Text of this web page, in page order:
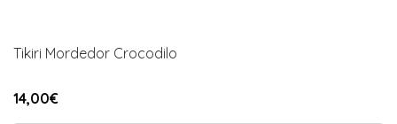
Tikiri Mordedor Crocodilo
14,00€